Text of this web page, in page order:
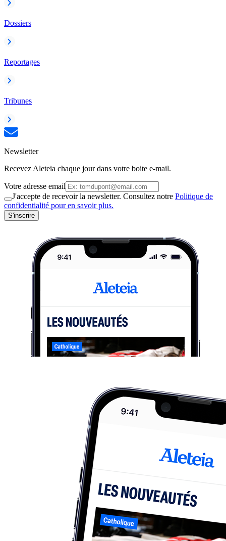
Dossiers
Reportages
Tribunes
Newsletter
Recevez Aleteia chaque jour dans votre boite e-mail.
Votre adresse email
J'accepte de recevoir la newsletter. Consultez notre Politique de
confidentialité pour en savoir plus.
S'inscrire